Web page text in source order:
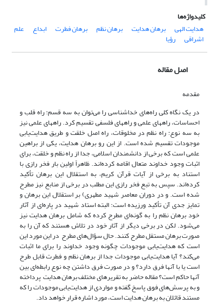
کلیدواژه‌ها
هدایت الهی
برهان هدایت برهان نظم برهان فطرت ابداع علم
اشراقی رؤیا
اصل مقاله
مقدمه
در یک نگاه کلی راه‌های خداشناسی را می‌توان به سه قسم: راه قلب و
احساسات، راههاى علمى و راههاى فلسفى تقسیم کرد. راههاى علمى نیز
به سه نوع: راه نظم در مخلوقات، راه اصل خلقت و طریق هدایت‌یابی
موجودات تقسیم شده است. از این رو برهان هدایت، یکی از براهین
علمی است که برخی از دانشمندان اسلامی، جدا از راه نظم و خلقت، برای
اثبات وجود خداوند متعال اقامه کرده‌اند. ظاهراً اولین بار فخر رازی با
استناد به برخی از آیات قرآن کریم، به استقلال این برهان تأکید
کرده‌اند. سپس به تبع فخر رازی این مطلب در برخی از منابع نیز مطرح
شده است. و در دوران معاصر شهید مطهری) بر استقلال این برهان و
تمایز جدی آن تأکید ورزیده است؛ البته استاد شهید در پاره‌ای از آثار
خود برهان نظم را به گونه‌ای مطرح کرده که شامل برهان هدایت نیز
می‌شود. لکن در برخی دیگر از آثار خود در تلاش هستند که آن را به
صورت برهان مستقل مطرح کنند. حال سؤال‌های مطرح در این مورد این
است که هدایت‌یابی موجودات چگونه وجود خداوند را برای ما اثبات
می‌کند؟ آیا هدایت‌یابی موجودات جدا از برهان نظم و فطرت قابل طرح
است یا با آنها فرق دارد؟ و در صورت فرق داشتن چه نوع رابطه‌ای بین
آنها حاکم است؟ مقاله حاضر به تقریرهای مختلف برهان هدایت پرداخته
و به پرسش‌های فوق پاسخ گفته و مواردی از هدایت‌یابی موجودات را که
مستند قائلان به برهان هدایت است، مورد اشاره قرار خواهد داد.